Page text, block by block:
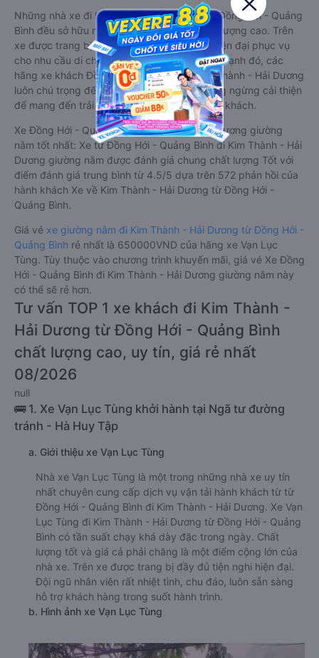
Những nhà xe đi Kim Thành - Hải Dương từ Đồng Hới - Quảng
Bình đều sở hữu những xe giường nằm chất lượng cao. Trên
xe được trang bị đầy đủ các trang thiết bị hiện đại phục vụ
cho nhu cầu di chuyển của hành khách. Bên cạnh đó, các
hãng xe khách Đồng Hới - Quảng Bình Kim Thành - Hải Dương
luôn chú trọng đến chất lượng dịch vụ, không ngừng cải thiện
để mang đến trải nghiệm hoàn hảo cho hành khách.
Xe Đồng Hới - Quảng Bình Kim Thành - Hải Dương giường
nằm tốt nhất: Xe từ Đồng Hới - Quảng Bình đi Kim Thành - Hải
Dương giường nằm được đánh giá chung chất lượng Tốt với
điểm đánh giá trung bình từ 4.5/5 dựa trên 572 phản hồi của
hành khách Xe về Kim Thành - Hải Dương từ Đồng Hới -
Quảng Bình.
Giá vé xe giường nằm đi Kim Thành - Hải Dương từ Đồng Hới -
Quảng Bình rẻ nhất là 650000VND của hãng xe Vạn Lục
Tùng. Tùy thuộc vào chương trình khuyến mãi, giá vé Xe Đồng
Hới - Quảng Bình đi Kim Thành - Hải Dương giường nằm này
có thể sẽ rẻ hơn.
Tư vấn TOP 1 xe khách đi Kim Thành -
Hải Dương từ Đồng Hới - Quảng Bình
chất lượng cao, uy tín, giá rẻ nhất
08/2026
null
🚌 1. Xe Vạn Lục Tùng khởi hành tại Ngã tư đường
tránh - Hà Huy Tập
a. Giới thiệu xe Vạn Lục Tùng
Nhà xe Vạn Lục Tùng là một trong những nhà xe uy tín
nhất chuyên cung cấp dịch vụ vận tải hành khách từ từ
Đồng Hới - Quảng Bình đi Kim Thành - Hải Dương. Xe Vạn
Lục Tùng đi Kim Thành - Hải Dương từ Đồng Hới - Quảng
Bình có tần suất chạy khá dày đặc trong ngày. Chất
lượng tốt và giá cả phải chăng là một điểm cộng lớn của
nhà xe. Trên xe được trang bị đầy đủ tiện nghi hiện đại.
Đội ngũ nhân viên rất nhiệt tình, chu đáo, luôn sẵn sàng
hỗ trợ khách hàng trong suốt hành trình.
b. Hình ảnh xe Vạn Lục Tùng